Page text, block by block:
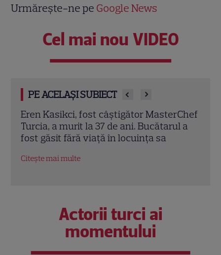
Urmărește-ne pe Google News
Cel mai nou VIDEO
PE ACELAȘI SUBIECT
Trei cupluri revin la „Insula Iubirii –
Reuniuni”. Ce se întâmplă când se
întâlnesc din nou cu Radu Vâlcan
Citește mai multe
Actorii turci ai
momentului